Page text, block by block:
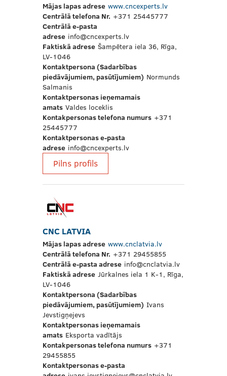
Mājas lapas adrese www.cncexperts.lv
Centrālā telefona Nr. +371 25445777
Centrālā e-pasta
adrese info@cncexperts.lv
Faktiskā adrese Šampētera iela 36, Rīga,
LV-1046
Kontaktpersona (Sadarbības
piedāvājumiem, pasūtījumiem) Normunds
Salmanis
Kontaktpersonas ieņemamais
amats Valdes loceklis
Kontakpersonas telefona numurs +371
25445777
Kontaktpersonas e-pasta
adrese info@cncexperts.lv
Pilns profils
CNC LATVIA
Mājas lapas adrese www.cnclatvia.lv
Centrālā telefona Nr. +371 29455855
Centrālā e-pasta adrese info@cnclatvia.lv
Faktiskā adrese Jūrkalnes iela 1 K-1, Rīga,
LV-1046
Kontaktpersona (Sadarbības
piedāvājumiem, pasūtījumiem) Ivans
Jevstigņejevs
Kontaktpersonas ieņemamais
amats Eksporta vadītājs
Kontakpersonas telefona numurs +371
29455855
Kontaktpersonas e-pasta